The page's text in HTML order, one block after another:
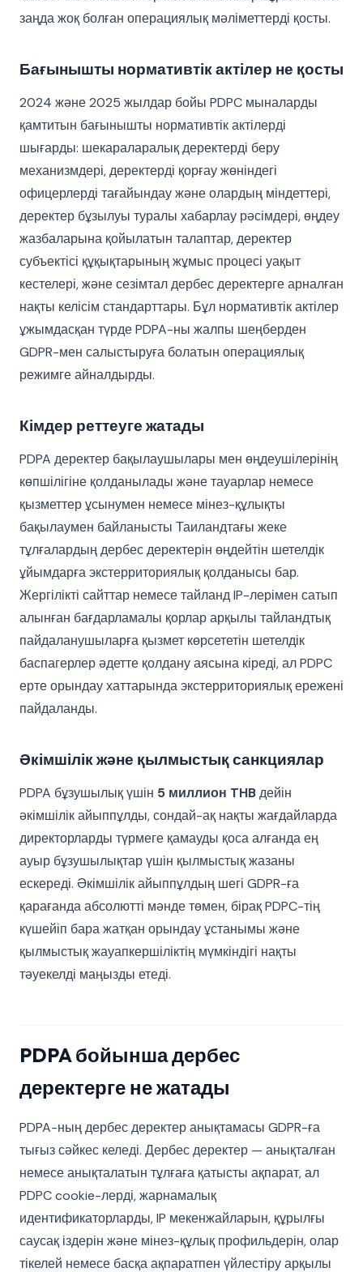
заңда жоқ болған операциялық мәліметтерді қосты.
Бағынышты нормативтік актілер не қосты
2024 және 2025 жылдар бойы PDPC мыналарды
қамтитын бағынышты нормативтік актілерді
шығарды: шекараларалық деректерді беру
механизмдері, деректерді қорғау жөніндегі
офицерлерді тағайындау және олардың міндеттері,
деректер бұзылуы туралы хабарлау рәсімдері, өңдеу
жазбаларына қойылатын талаптар, деректер
субъектісі құқықтарының жұмыс процесі уақыт
кестелері, және сезімтал дербес деректерге арналған
нақты келісім стандарттары. Бұл нормативтік актілер
ұжымдасқан түрде PDPA-ны жалпы шеңберден
GDPR-мен салыстыруға болатын операциялық
режимге айналдырды.
Кімдер реттеуге жатады
PDPA деректер бақылаушылары мен өңдеушілерінің
көпшілігіне қолданылады және тауарлар немесе
қызметтер ұсынумен немесе мінез-құлықты
бақылаумен байланысты Таиландтағы жеке
тұлғалардың дербес деректерін өңдейтін шетелдік
ұйымдарға экстерриториялық қолданысы бар.
Жергілікті сайттар немесе тайланд IP-лерімен сатып
алынған бағдарламалы қорлар арқылы тайландтық
пайдаланушыларға қызмет көрсететін шетелдік
баспагерлер әдетте қолдану аясына кіреді, ал PDPC
ерте орындау хаттарында экстерриториялық ережені
пайдаланды.
Әкімшілік және қылмыстық санкциялар
PDPA бұзушылық үшін 5 миллион THBдейін
әкімшілік айыппұлды, сондай-ақ нақты жағдайларда
директорларды түрмеге қамауды қоса алғанда ең
ауыр бұзушылықтар үшін қылмыстық жазаны
ескереді. Әкімшілік айыппұлдың шегі GDPR-ға
қарағанда абсолютті мәнде төмен, бірақ PDPC-тің
күшейіп бара жатқан орындау ұстанымы және
қылмыстық жауапкершіліктің мүмкіндігі нақты
тәуекелді маңызды етеді.
PDPA бойынша дербес
деректерге не жатады
PDPA-ның дербес деректер анықтамасы GDPR-ға
тығыз сәйкес келеді. Дербес деректер — анықталған
немесе анықталатын тұлғаға қатысты ақпарат, ал
PDPC cookie-лерді, жарнамалық
идентификаторларды, IP мекенжайларын, құрылғы
саусақ іздерін және мінез-құлық профильдерін, олар
тікелей немесе басқа ақпаратпен үйлестіру арқылы